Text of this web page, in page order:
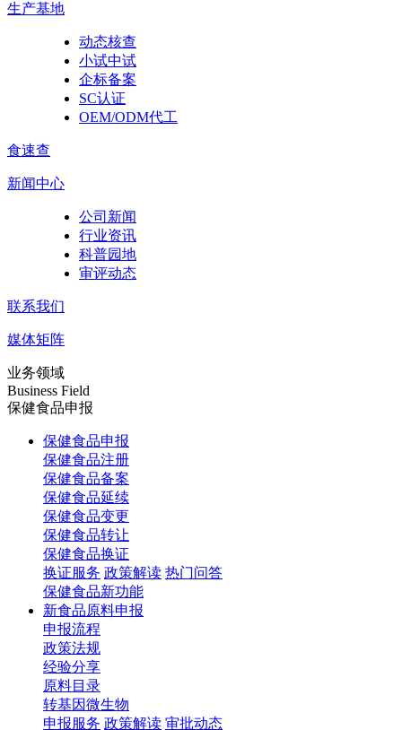
生产基地
动态核查
小试中试
企标备案
SC认证
OEM/ODM代工
食速查
新闻中心
公司新闻
行业资讯
科普园地
审评动态
联系我们
媒体矩阵
业务领域
Business Field
保健食品申报
保健食品申报
保健食品注册
保健食品备案
保健食品延续
保健食品变更
保健食品转让
保健食品换证
换证服务 政策解读 热门问答
保健食品新功能
新食品原料申报
申报流程
政策法规
经验分享
原料目录
转基因微生物
申报服务 政策解读 审批动态